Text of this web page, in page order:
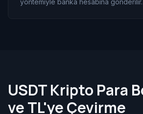
yöntemiyle banka hesabına gönderilir.
USDT Kripto Para
ve TL'ye Çevirme